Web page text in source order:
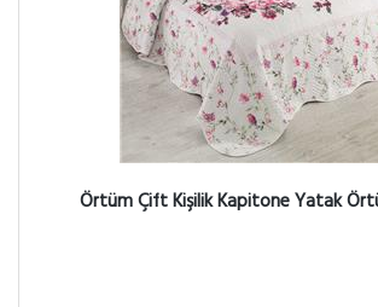
Örtüm Çift Kişilik Kapitone Yatak